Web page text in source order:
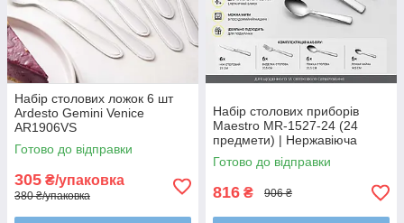
Набір столових ложок 6 шт
Ardesto Gemini Venice
AR1906VS
Готово до відправки
305 ₴/упаковка
380 ₴/упаковка
Набір столових приборів
Maestro MR-1527-24 (24
предмети) | Нержавіюча
сталь, комплект на 6 персон
Готово до відправки
816 ₴ 906 ₴